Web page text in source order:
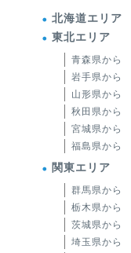
北海道エリア
東北エリア
青森県から
岩手県から
山形県から
秋田県から
宮城県から
福島県から
関東エリア
群馬県から
栃木県から
茨城県から
埼玉県から